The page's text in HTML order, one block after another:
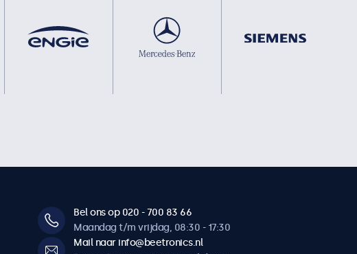
Bel ons op 020 - 700 83 66
Maandag t/m vrijdag, 08:30 - 17:30
Mail naar info@beetronics.nl